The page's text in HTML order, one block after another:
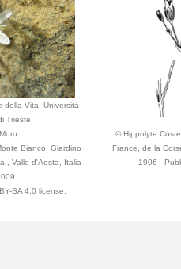
della Vita, Università
Trieste
Bianco, Giardino
Valle d'Aosta, Italia
SA 4.0 license.
© Hippolyte
France, de la
1906 -